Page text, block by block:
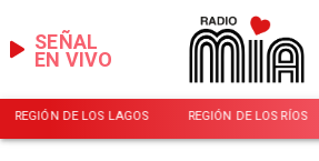
EN VIVO
SEÑAL
REGIÓN DE LOS LAGOS REGIÓN DE LOS RÍOS